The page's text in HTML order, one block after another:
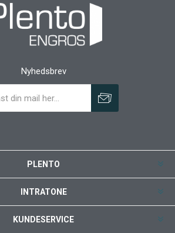
Nyhedsbrev
PLENTO
INTRATONE
KUNDESERVICE